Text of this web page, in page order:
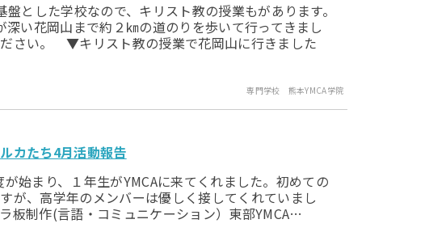
とした学校なので、キリスト教の授業もがあります。
い花岡山まで約２㎞の道のりを歩いて行ってきまし
い。 ▼キリスト教の授業で花岡山に行きました
専門学校 熊本YMCA学院
カたち4月活動報告
まり、１年生がYMCAに来てくれました。初めての
が、高学年のメンバーは優しく接してくれていまし
板制作(言語・コミュニケーション）東部YMCA…